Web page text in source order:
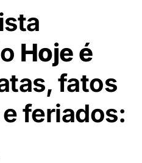
Hoje é
fatos
feriados: